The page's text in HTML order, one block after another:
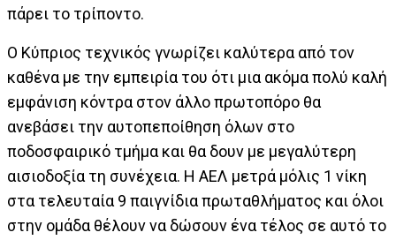
πάρει το τρίποντο.
Ο Κύπριος τεχνικός γνωρίζει καλύτερα από τον
καθένα με την εμπειρία του ότι μια ακόμα πολύ καλή
εμφάνιση κόντρα στον άλλο πρωτοπόρο θα
ανεβάσει την αυτοπεποίθηση όλων στο
ποδοσφαιρικό τμήμα και θα δουν με μεγαλύτερη
αισιοδοξία τη συνέχεια. Η ΑΕΛ μετρά μόλις 1 νίκη
στα τελευταία 9 παιγνίδια πρωταθλήματος και όλοι
στην ομάδα θέλουν να δώσουν ένα τέλος σε αυτό το